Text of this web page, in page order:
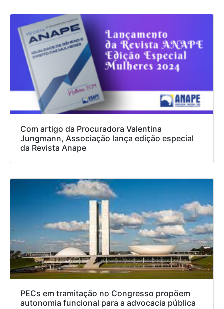
Com artigo da Procuradora Valentina
Jungmann, Associação lança edição especial
da Revista Anape
PECs em tramitação no Congresso propõem
autonomia funcional para a advocacia pública